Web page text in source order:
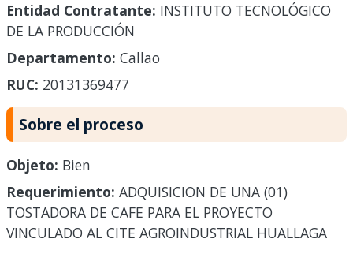
Entidad Contratante: INSTITUTO TECNOLÓGICO
DE LA PRODUCCIÓN
Departamento: Callao
RUC: 20131369477
Sobre el proceso
Objeto: Bien
Requerimiento: ADQUISICION DE UNA (01)
TOSTADORA DE CAFE PARA EL PROYECTO
VINCULADO AL CITE AGROINDUSTRIAL HUALLAGA